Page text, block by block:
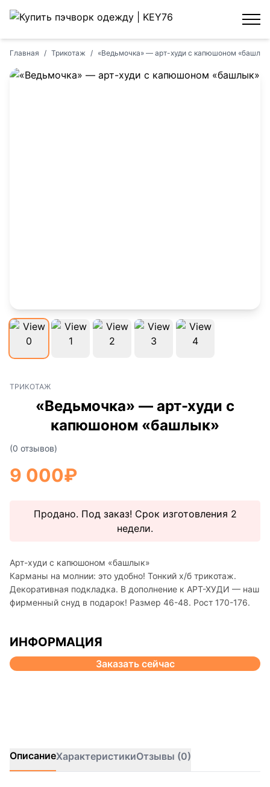
Главная / Трикотаж / «Ведьмочка» — арт-худи с капюшоном
ТРИКОТАЖ
«Ведьмочка» — арт-худи с
капюшоном «башлык»
(0 отзывов)
9 000₽
Продано. Под заказ! Срок изготовления 2
недели.
Арт-худи с капюшоном «башлык»
Карманы на молнии: это удобно! Тонкий х/б трикотаж.
Декоративная подкладка. В дополнение к АРТ-ХУДИ — наш
фирменный снуд в подарок! Размер 46-48. Рост 170-176.
ИНФОРМАЦИЯ
Заказать сейчас
ОписаниеХарактеристикиОтзывы (0)